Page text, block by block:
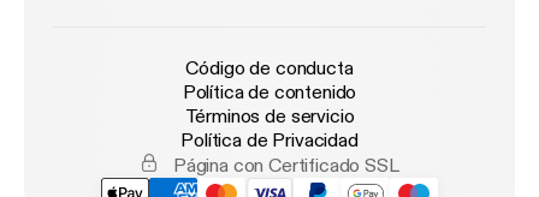
Código de conducta
Política de contenido
Términos de servicio
Política de Privacidad
Página con Certificado SSL